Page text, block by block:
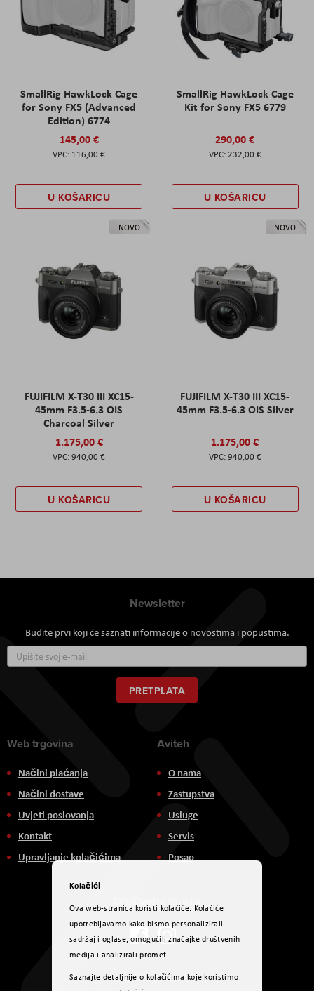
SmallRig HawkLock Cage
for Sony FX5 (Advanced
Edition) 6774
145,00 €
116,00 €
U KOŠARICU
SmallRig HawkLock Cage
Kit for Sony FX5 6779
290,00 €
232,00 €
U KOŠARICU
NOVO
FUJIFILM X-T30 III XC15-
45mm F3.5-6.3 OIS
Charcoal Silver
1.175,00 €
940,00 €
U KOŠARICU
NOVO
FUJIFILM X-T30 III XC15-
45mm F3.5-6.3 OIS Silver
1.175,00 €
940,00 €
U KOŠARICU
Newsletter
Budite prvi koji će saznati informacije o novostima i popustima.
se
za
naš
newsletter:
PRETPLATA
Web trgovina
Načini plaćanja
Načini dostave
Uvjeti poslovanja
Kontakt
Upravljanje kolačićima
Aviteh
O nama
Zastupstva
Usluge
Servis
Posao
Društvene mreže
Načini plaćanja
Kolačići
Ova web-stranica koristi kolačiće. Kolačiće
upotrebljavamo kako bismo personalizirali
sadržaj i oglase, omogućili značajke društvenih
medija i analizirali promet.
Saznajte detaljnije o kolačićima koje koristimo